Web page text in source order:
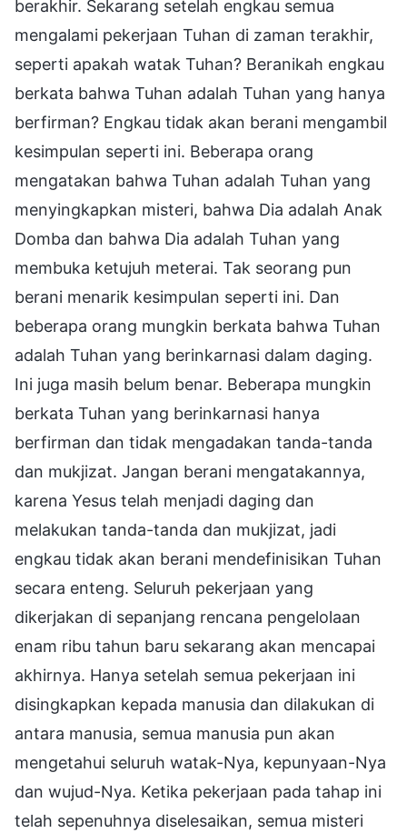
berakhir. Sekarang setelah engkau semua
mengalami pekerjaan Tuhan di zaman terakhir,
seperti apakah watak Tuhan? Beranikah engkau
berkata bahwa Tuhan adalah Tuhan yang hanya
berfirman? Engkau tidak akan berani mengambil
kesimpulan seperti ini. Beberapa orang
mengatakan bahwa Tuhan adalah Tuhan yang
menyingkapkan misteri, bahwa Dia adalah Anak
Domba dan bahwa Dia adalah Tuhan yang
membuka ketujuh meterai. Tak seorang pun
berani menarik kesimpulan seperti ini. Dan
beberapa orang mungkin berkata bahwa Tuhan
adalah Tuhan yang berinkarnasi dalam daging.
Ini juga masih belum benar. Beberapa mungkin
berkata Tuhan yang berinkarnasi hanya
berfirman dan tidak mengadakan tanda-tanda
dan mukjizat. Jangan berani mengatakannya,
karena Yesus telah menjadi daging dan
melakukan tanda-tanda dan mukjizat, jadi
engkau tidak akan berani mendefinisikan Tuhan
secara enteng. Seluruh pekerjaan yang
dikerjakan di sepanjang rencana pengelolaan
enam ribu tahun baru sekarang akan mencapai
akhirnya. Hanya setelah semua pekerjaan ini
disingkapkan kepada manusia dan dilakukan di
antara manusia, semua manusia pun akan
mengetahui seluruh watak-Nya, kepunyaan-Nya
dan wujud-Nya. Ketika pekerjaan pada tahap ini
telah sepenuhnya diselesaikan, semua misteri